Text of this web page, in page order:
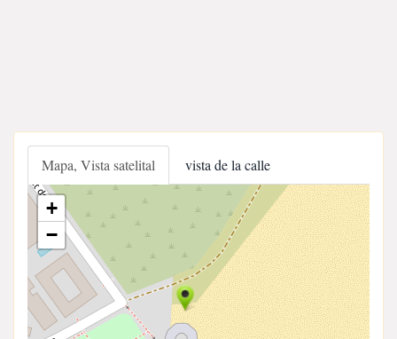
Mapa, Vista satelital vista de la calle
+
−